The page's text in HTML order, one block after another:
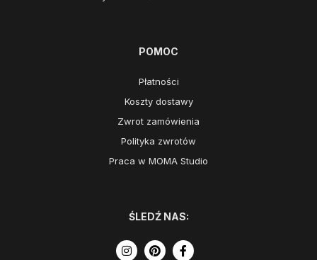
POMOC
Płatności
Koszty dostawy
Zwrot zamówienia
Polityka zwrotów
Praca w MOMA Studio
ŚLEDŹ NAS: